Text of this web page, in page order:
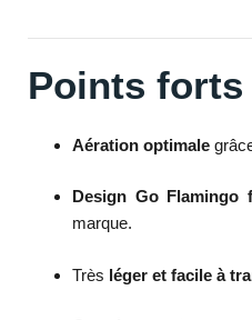
Points forts
Aération optimale
Design Go Flamingo
marque.
Très léger et facile à